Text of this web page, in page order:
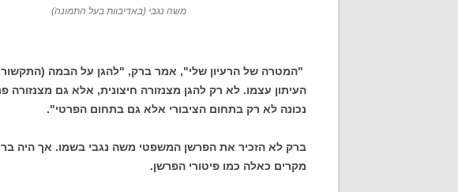
משה נגבי (באדיבוות בעל התמונה)
"המטרה של הרעיון שלי", אמר ברק, "להגן על הבמה
העיתון עצמו. לא רק להגן מצנזורה חיצונית, אלא גם מצנזורה
נכונה לא רק בתחום הציבורי אלא גם בתחום הפרטי".
ברק לא הזכיר את הפרשן המשפטי משה נגבי בשמו. אך היה
מקרים כאלה כמו פיטורי הפרשן.